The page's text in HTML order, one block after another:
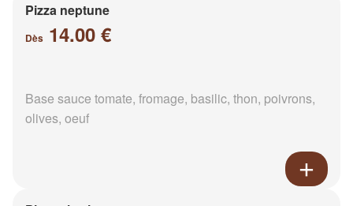
Pizza neptune
Dès 14.00 €
Base sauce tomate, fromage, basilic, thon, poivrons,
olives, oeuf